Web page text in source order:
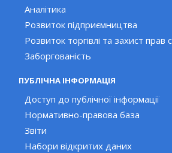
Аналітика
Розвиток підприємництва
Розвиток торгівлі та захист прав
Заборгованість
ПУБЛІЧНА ІНФОРМАЦІЯ
Доступ до публічної інформації
Нормативно-правова база
Звіти
Набори відкритих даних